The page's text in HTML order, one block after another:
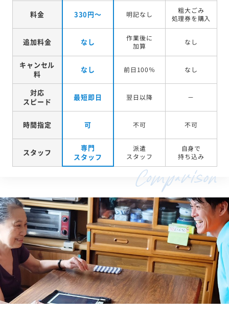
料金 330円～ 明記なし
粗大ごみ
処理券を購入
追加料金 なし
作業後に
加算
なし
キャンセル
料
なし 前日100％ なし
対応
スピード
最短即日 翌日以降 －
時間指定 可 不可 不可
スタッフ
専門
スタッフ
派遣
スタッフ
自身で
持ち込み